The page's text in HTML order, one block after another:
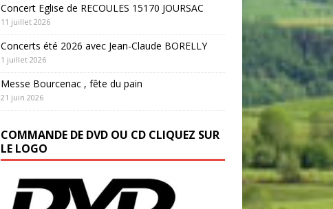
Concert Eglise de RECOULES 15170 JOURSAC
11 juillet 2026
Concerts été 2026 avec Jean-Claude BORELLY
1 juillet 2026
Messe Bourcenac , fête du pain
21 juin 2026
COMMANDE DE DVD OU CD CLIQUEZ SUR
LE LOGO